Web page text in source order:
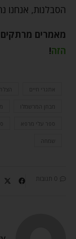
הסבלנות, אנחנו
מאמרים מרתקים
הזה!
אתגרי חיים
מבחן המרשמלו
ספר עלי מרפא
שמחה
0 תגובות